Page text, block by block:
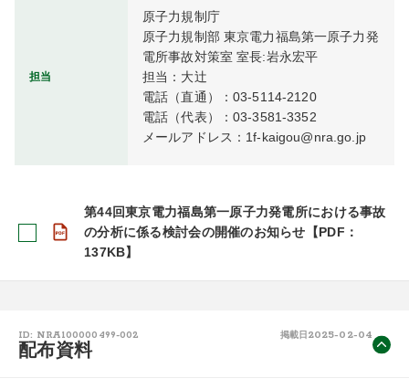
担当
原子力規制庁
原子力規制部 東京電力福島第一原子力発
電所事故対策室 室長:岩永宏平
担当：大辻
電話（直通）：03-5114-2120
電話（代表）：03-3581-3352
メールアドレス：1f-kaigou@nra.go.jp
第44回東京電力福島第一原子力発電所における事故
の分析に係る検討会の開催のお知らせ【PDF：
137KB】
ID: NRA100000499-002 掲載日 2025-02-04
配布資料